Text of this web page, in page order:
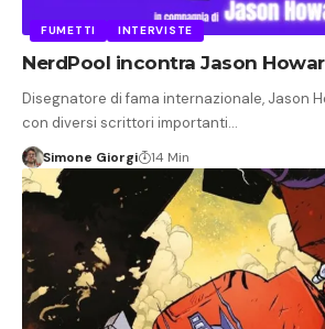
FUMETTI INTERVISTE
NerdPool incontra Jason
Disegnatore di fama internazionale, Jason
con diversi scrittori importanti…
Simone Giorgi 14 Min